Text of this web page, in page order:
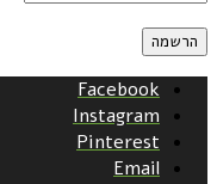
Facebook
Instagram
Pinterest
Email